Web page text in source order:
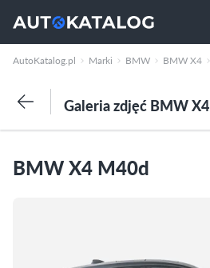
AutoKatalog.pl Marki BMW BMW X4
Galeria zdjęć BMW X4
BMW X4 M40d